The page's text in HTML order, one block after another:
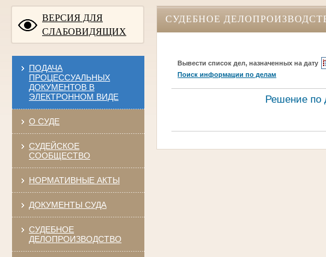
ВЕРСИЯ ДЛЯ
СЛАБОВИДЯЩИХ
ПОДАЧА
ПРОЦЕССУАЛЬНЫХ
ДОКУМЕНТОВ В
ЭЛЕКТРОННОМ ВИДЕ
О СУДЕ
СУДЕЙСКОЕ
СООБЩЕСТВО
НОРМАТИВНЫЕ АКТЫ
ДОКУМЕНТЫ СУДА
СУДЕБНОЕ
ДЕЛОПРОИЗВОДСТВО
СУДЕБНОЕ
Вывести список дел, назначенных на дату
Поиск информации по делам
Решение по